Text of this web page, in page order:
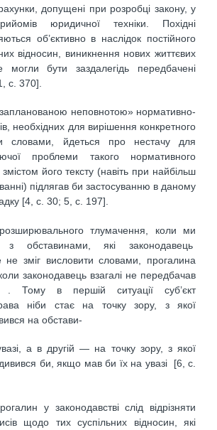
допущені при розробці закону, у
юридичної техніки. Похідні
об’єктивно в наслідок постійного
відносин, виникнення нових життєвих
могли бути заздалегідь передбачені
с. 370].
неповнотою» нормативно-
необхідних для вирішення конкретного
словами, йдеться про нестачу для
проблеми такого нормативного
його тексту (навіть при найбільш
підлягав би застосуванню в даному
[4, с. 30; 5, с. 197].
тлумачення, коли ми
обставинами, які законодавець
не зміг висловити словами, прогалина
законодавець взагалі не передбачав
. Тому в першій ситуації суб’єкт
ніби стає на точку зору, з якої
на обстави-
а в другій — на точку зору, з якої
би, якщо мав би їх на увазі [6, с.
у законодавстві слід відрізняти
щодо тих суспільних відносин, які